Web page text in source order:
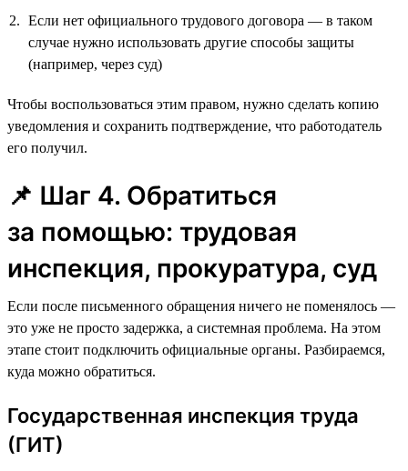
Если нет официального трудового договора — в таком
случае нужно использовать другие способы защиты
(например, через суд)
Чтобы воспользоваться этим правом, нужно сделать копию
уведомления и сохранить подтверждение, что работодатель
его получил.
📌 Шаг 4. Обратиться
за помощью: трудовая
инспекция, прокуратура, суд
Если после письменного обращения ничего не поменялось —
это уже не просто задержка, а системная проблема. На этом
этапе стоит подключить официальные органы. Разбираемся,
куда можно обратиться.
Государственная инспекция труда
(ГИТ)